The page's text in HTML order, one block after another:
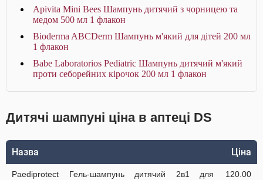
Apivita Mini Bees Шампунь дитячий з чорницею та
медом 500 мл 1 флакон
Bioderma ABCDerm Шампунь м'який для дітей 200 мл
1 флакон
Babe Laboratorios Pediatric Шампунь дитячий м'який
проти себорейних кірочок 200 мл 1 флакон
Дитячі шампуні ціна в аптеці DS
Назва Ціна
Paediprotect Гель-шампунь дитячий 2в1 для
120.00